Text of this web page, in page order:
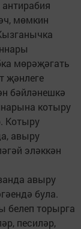
мөмкин
мөрәҗәгать
җәнлеге
бәйләнешкә
котыру
Котыру
авыру
эләккән
авыру
була.
белеп торырга
песиләр,